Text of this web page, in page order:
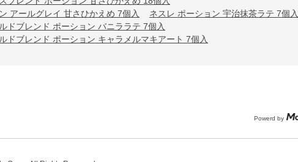
アールグレイ 甘さひかえめ 7個入
ネスレ ポーション 宇治抹茶ラテ 7個入
ドブレンド ポーション バニララテ 7個入
ドブレンド ポーション キャラメルマキアート 7個入
Powerd by